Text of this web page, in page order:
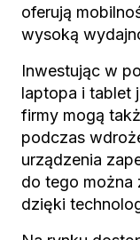
oferują
wysoką
Inwestując w
laptopa i tablet
firmy mogą
podczas
urządzenia
do tego można
dzięki